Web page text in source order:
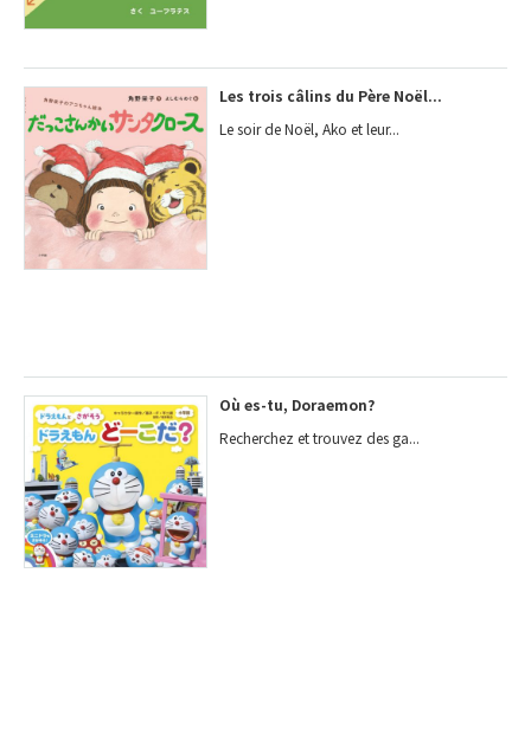
Les trois câlins du Père Noël...
Le soir de Noël, Ako et leur...
Où es-tu, Doraemon?
Recherchez et trouvez des ga...